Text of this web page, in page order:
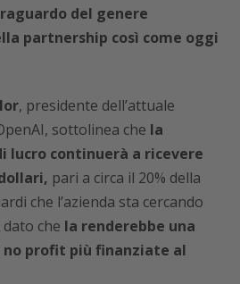
del genere
partnership così come oggi
, presidente dell’attuale
sottolinea che la
lucro continuerà a ricevere
pari a circa il 20% della
che l’azienda sta cercando
che la renderebbe una
profit più finanziate al